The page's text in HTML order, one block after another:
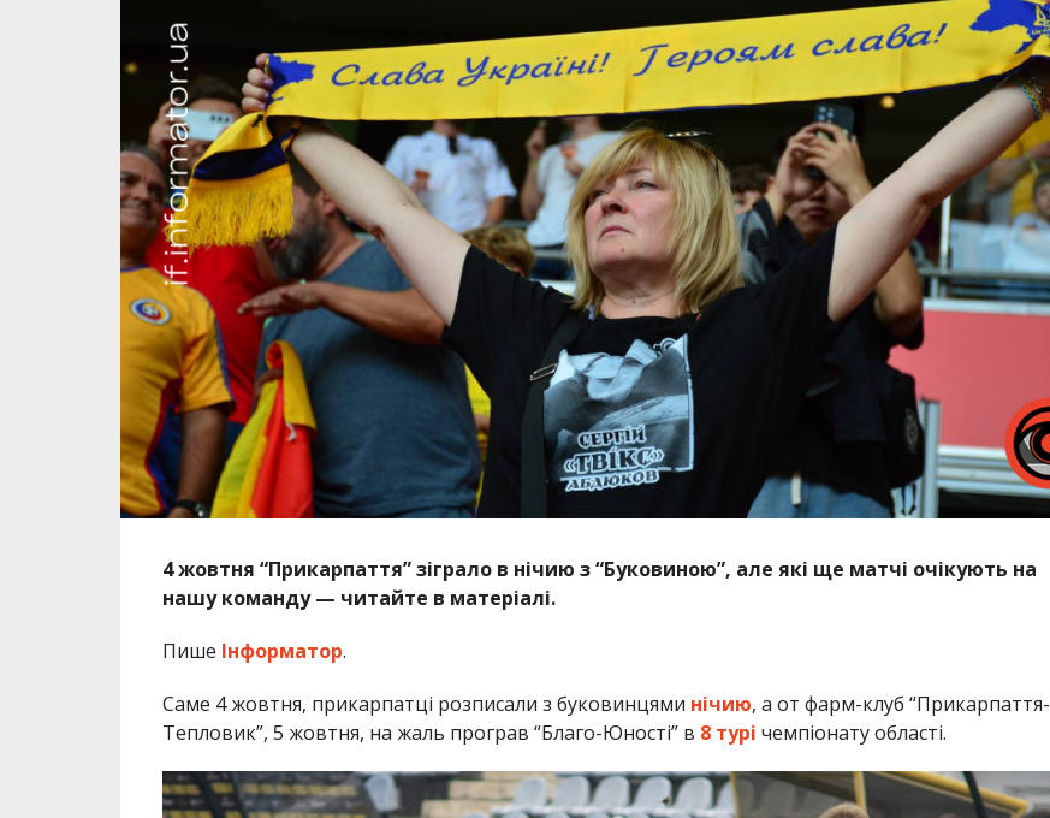
4 жовтня “Прикарпаття” зіграло в нічию з “Буковиною”, але які ще матчі очікують на
нашу команду — читайте в матеріалі.
Пише Інформатор.
Саме 4 жовтня, прикарпатці розписали з буковинцями нічию, а от фарм-клуб “Прикарпаття-
Тепловик”, 5 жовтня, на жаль програв “Благо-Юності” в 8 турі чемпіонату області.